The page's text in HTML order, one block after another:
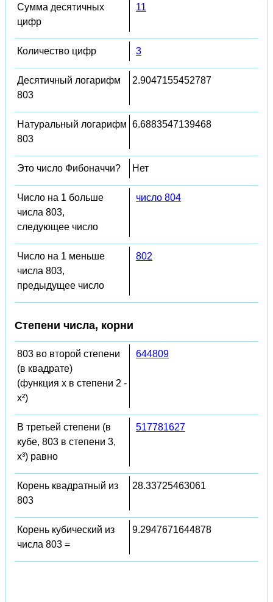
Сумма десятичных
цифр
11
Количество цифр 3
Десятичный логарифм
803
2.9047155452787
Натуральный логарифм
803
6.6883547139468
Это число Фибоначчи? Нет
Число на 1 больше
числа 803,
следующее число
число 804
Число на 1 меньше
числа 803,
предыдущее число
802
Степени числа, корни
803 во второй степени
(в квадрате)
(функция x в степени 2 -
x²)
644809
В третьей степени (в
кубе, 803 в степени 3,
x³) равно
517781627
Корень квадратный из
803
28.33725463061
Корень кубический из
числа 803 =
9.2947671644878